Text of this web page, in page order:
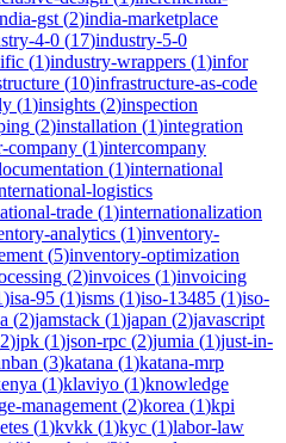
gst (2)india-marketplace
4-0 (17)industry-5-0
(1)industry-wrappers (1)infor
(10)infrastructure-as-code
(1)insights (2)inspection
(2)installation (1)integration
company (1)intercompany
(1)international
logistics
trade (1)internationalization
analytics (1)inventory-
(5)inventory-optimization
(2)invoices (1)invoicing
)isa-95 (1)isms (1)iso-13485 (1)iso-
(2)jamstack (1)japan (2)javascript
2)jpk (1)json-rpc (2)jumia (1)just-in-
(3)katana (1)katana-mrp
(1)klaviyo (1)knowledge
management (2)korea (1)kpi
(1)kvkk (1)kyc (1)labor-law